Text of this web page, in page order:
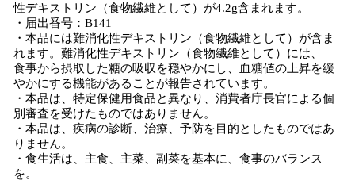
性デキストリン（食物繊維として）が4.2g含まれます。
・届出番号：B141
・本品には難消化性デキストリン（食物繊維として）が含ま
れます。難消化性デキストリン（食物繊維として）には、
食事から摂取した糖の吸収を穏やかにし、血糖値の上昇を緩
やかにする機能があることが報告されています。
・本品は、特定保健用食品と異なり、消費者庁長官による個
別審査を受けたものではありません。
・本品は、疾病の診断、治療、予防を目的としたものではあ
りません。
・食生活は、主食、主菜、副菜を基本に、食事のバランス
を。